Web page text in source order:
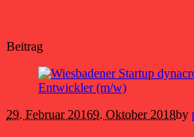
Beitrag
29. Februar 20169. Oktober 2018by